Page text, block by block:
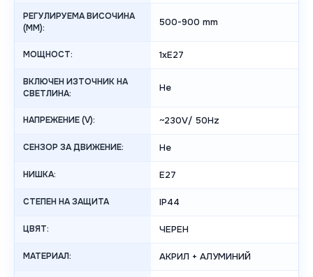
РЕГУЛИРУЕМА ВИСОЧИНА
(MM):
500-900 mm
МОЩНОСТ: 1xE27
ВКЛЮЧЕН ИЗТОЧНИК НА
СВЕТЛИНА:
Не
НАПРЕЖЕНИЕ (V): ~230V/ 50Hz
СЕНЗОР ЗА ДВИЖЕНИЕ: Не
НИШКА: E27
СТЕПЕН НА ЗАЩИТА IP44
ЦВЯТ: ЧЕРЕН
МАТЕРИАЛ: АКРИЛ + АЛУМИНИЙ